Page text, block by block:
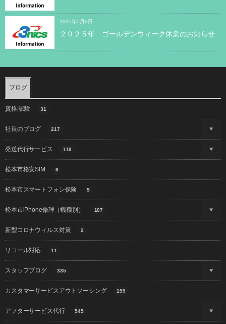
2025年5月2日
２０２５年 ゴールデンウィーク休業のお知らせ
ブログ
資格|試験 31
社長のブログ 217
発送代行サービス 119
松本市格安SIM 6
松本市スマートフォン保険 5
松本市iPhone修理（機種別） 107
新型コロナウィルス対策 2
リコール対応 11
スタッフブログ 335
カスタマーサービスアウトソーシング 199
アフターサービス代行 545